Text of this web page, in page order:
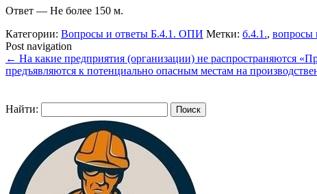
Ответ — Не более 150 м.
Категории: Вопросы и ответы Б.4.1. ОПИ Метки: б.4.1., вопросы
Post navigation
← На какие предприятия (организации) не распространяются
предъявляются к потенциально опасным местам на
Найти: